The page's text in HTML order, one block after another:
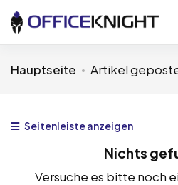
Hauptseite Artikel
Seitenleiste anzeigen
Nichts
Versuche es bitte noch